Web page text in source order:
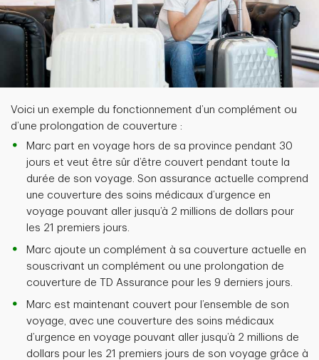
Voici un exemple du fonctionnement d’un complément ou
d’une prolongation de couverture :
Marc part en voyage hors de sa province pendant 30
jours et veut être sûr d’être couvert pendant toute la
durée de son voyage. Son assurance actuelle comprend
une couverture des soins médicaux d’urgence en
voyage pouvant aller jusqu’à 2 millions de dollars pour
les 21 premiers jours.
Marc ajoute un complément à sa couverture actuelle en
souscrivant un complément ou une prolongation de
couverture de TD Assurance pour les 9 derniers jours.
Marc est maintenant couvert pour l’ensemble de son
voyage, avec une couverture des soins médicaux
d’urgence en voyage pouvant aller jusqu’à 2 millions de
dollars pour les 21 premiers jours de son voyage grâce à